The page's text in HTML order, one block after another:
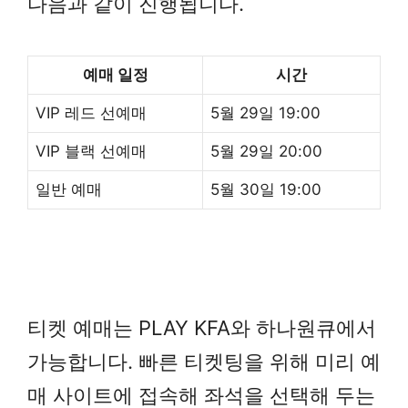
예매 일정 시간
VIP 레드 선예매 5월 29일 19:00
VIP 블랙 선예매 5월 29일 20:00
일반 예매 5월 30일 19:00
티켓 예매는 PLAY KFA와 하나원큐에서
가능합니다. 빠른 티켓팅을 위해 미리 예
매 사이트에 접속해 좌석을 선택해 두는